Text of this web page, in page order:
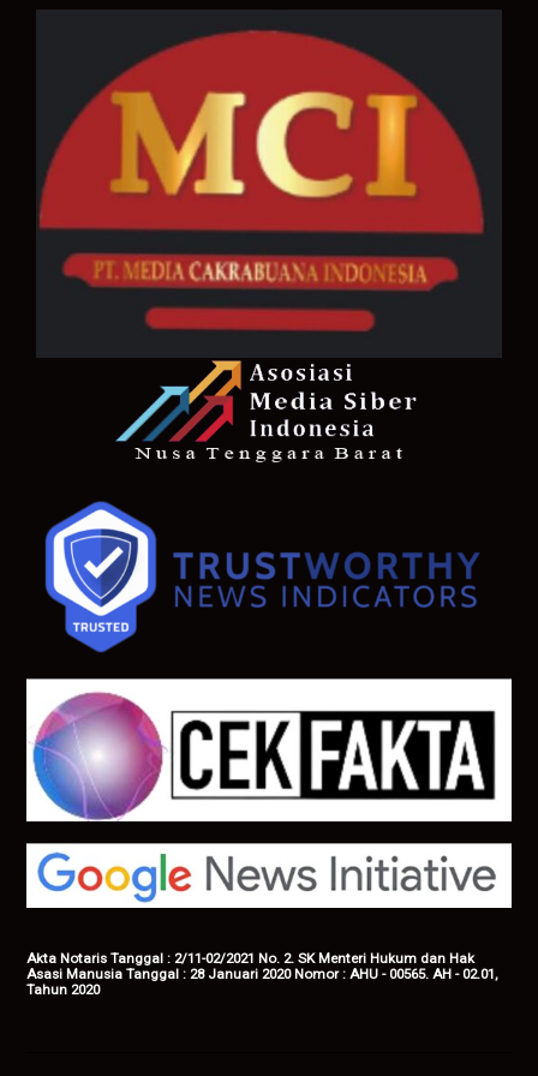
Akta Notaris Tanggal : 2/11-02/2021 No. 2. SK Menteri Hukum dan Hak
Asasi Manusia Tanggal : 28 Januari 2020 Nomor : AHU - 00565. AH - 02.01,
Tahun 2020